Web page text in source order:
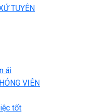
TUYÊN
ái
VIÊN
tốt